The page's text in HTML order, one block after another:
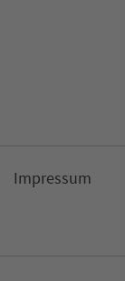
Impressum